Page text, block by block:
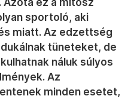
sportoló, aki
miatt. Az edzettség
tüneteket, de
náluk súlyos
Az
minden esetet,